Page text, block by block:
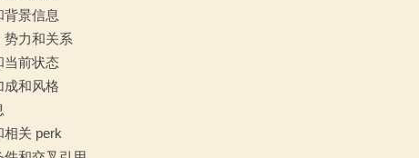
景信息
势力和关系
当前状态
成和风格
相关 perk